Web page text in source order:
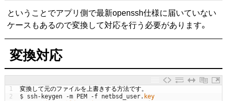
ということでアプリ側で最新openssh仕様に届いていない
ケースもあるので変換して対応を行う必要があります。
変換対応
1
2
変換して元のファイルを上書きする方法です。
$ ssh- keygen -m PEM -f netbsd_user. key